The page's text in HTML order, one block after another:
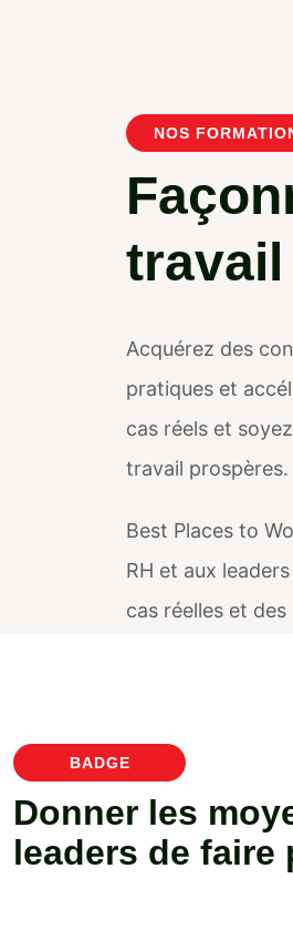
NOS
Façon
travail
Acquérez des
pratiques et
cas réels et
travail prospères.
Best Places to
RH et aux
cas réelles et
BADGE
Donner les
leaders de faire